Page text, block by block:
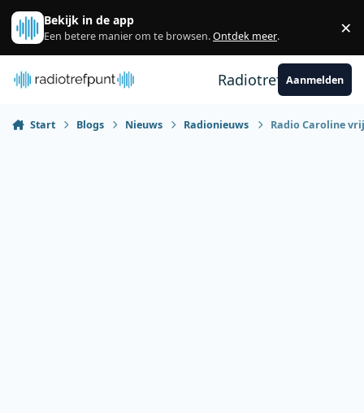
Spring naar bijdragen
Bekijk in de app
Een betere manier om te browsen.Ontdek meer. ×
RadiotrefpuntAanmelden
Start Blogs Nieuws Radionieuws Radio Caroline